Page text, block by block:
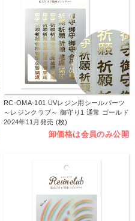
RC-OMA-101 UVレジン用シールパーツ
～レジンクラブ～ 御守り1 通常 ゴールド
2024年11月発売 (枚)
卸価格は会員のみ公開